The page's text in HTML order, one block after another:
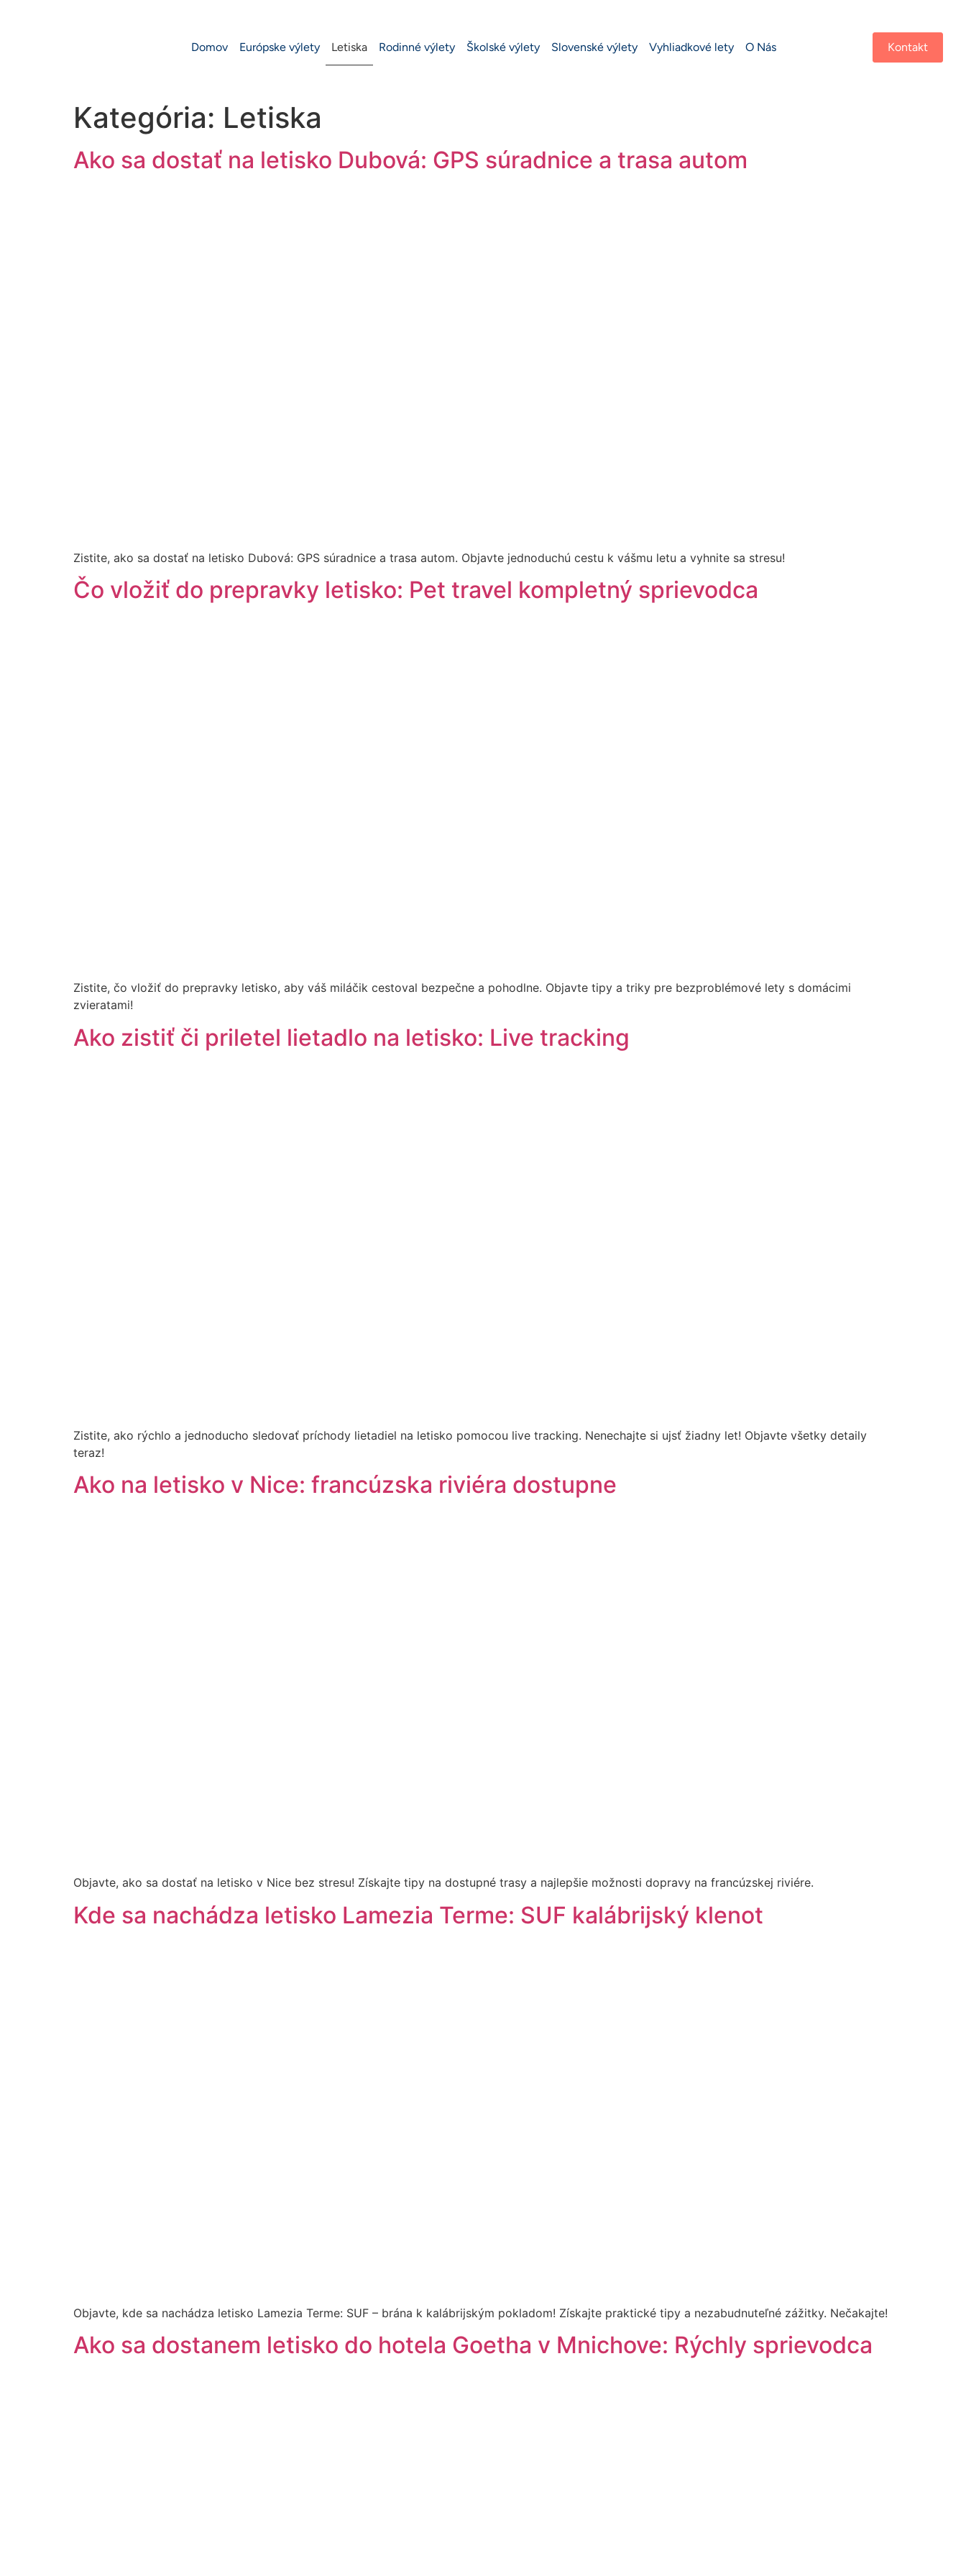
Domov Európske výlety Letiska Rodinné výlety Školské výlety Slovenské výlety Vyhliadkové lety O Nás Kontakt
Kategória: Letiska
Ako sa dostať na letisko Dubová: GPS súradnice a trasa autom
Zistite, ako sa dostať na letisko Dubová: GPS súradnice a trasa autom. Objavte jednoduchú cestu k vášmu letu a vyhnite sa stresu!
Čo vložiť do prepravky letisko: Pet travel kompletný sprievodca
Zistite, čo vložiť do prepravky letisko, aby váš miláčik cestoval bezpečne a pohodlne. Objavte tipy a triky pre bezproblémové lety s domácimi
zvieratami!
Ako zistiť či priletel lietadlo na letisko: Live tracking
Zistite, ako rýchlo a jednoducho sledovať príchody lietadiel na letisko pomocou live tracking. Nenechajte si ujsť žiadny let! Objavte všetky detaily
teraz!
Ako na letisko v Nice: francúzska riviéra dostupne
Objavte, ako sa dostať na letisko v Nice bez stresu! Získajte tipy na dostupné trasy a najlepšie možnosti dopravy na francúzskej riviére.
Kde sa nachádza letisko Lamezia Terme: SUF kalábrijský klenot
Objavte, kde sa nachádza letisko Lamezia Terme: SUF – brána k kalábrijským pokladom! Získajte praktické tipy a nezabudnuteľné zážitky. Nečakajte!
Ako sa dostanem letisko do hotela Goetha v Mnichove: Rýchly sprievodca